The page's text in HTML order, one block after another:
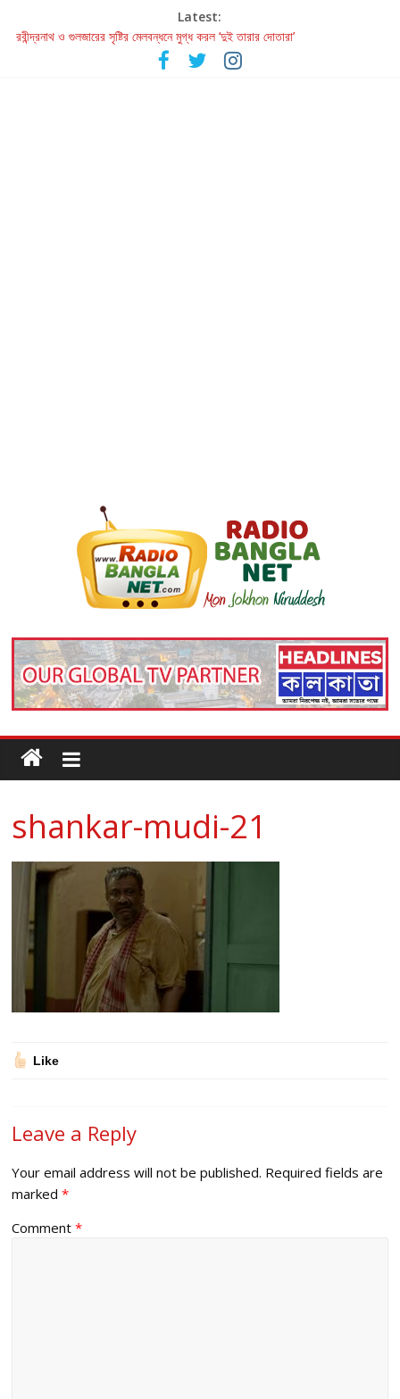
Latest:
রবীন্দ্রনাথ ও গুলজারের সৃষ্টির মেলবন্ধনে মুগ্ধ করল ‘দুই তারার দোতারা’
কলের গান থেকে রীলস্ — বাঙালির গান শোনার বিবর্তনের গল্প
জগন্নাথমঙ্গলম্ — বাংলায় প্রথমবার মঞ্চে এবার রথযাত্রার উদযাপন
shankar-mudi-21
Like
Leave a Reply
Your email address will not be published. Required fields are
marked*
Comment*